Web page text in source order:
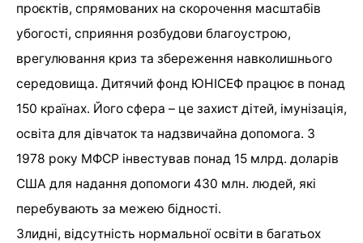
проєктів, спрямованих на скорочення масштабів
убогості, сприяння розбудови благоустрою,
врегулювання криз та збереження навколишнього
середовища. Дитячий фонд ЮНІСЕФ працює в понад
150 країнах. Його сфера – це захист дітей, імунізація,
освіта для дівчаток та надзвичайна допомога. З
1978 року МФСР інвестував понад 15 млрд. доларів
США для надання допомоги 430 млн. людей, які
перебувають за межею бідності.
Злидні, відсутність нормальної освіти в багатьох